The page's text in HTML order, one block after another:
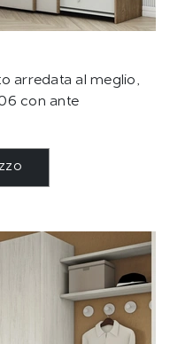
arredata al meglio,
con ante